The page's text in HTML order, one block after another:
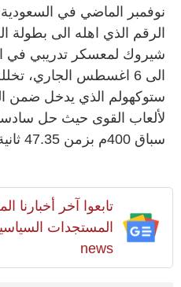
الرقم الذي اهله الى بطولة
الى 6 اغسطس الجاري،
ستوكهولم الذي يدخل ضمن
لألعاب القوى حيث حل
سباق 400م بزمن 47.35 ثانية.
تابعوا آخر أخبارنا
news